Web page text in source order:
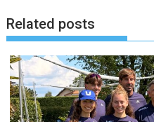
Related posts